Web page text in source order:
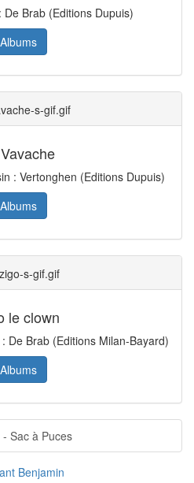
Brab (Editions Dupuis)
Albums
: Vertonghen (Editions Dupuis)
Albums
le clown
De Brab (Editions Milan-Bayard)
Albums
Sac à Puces
Benjamin